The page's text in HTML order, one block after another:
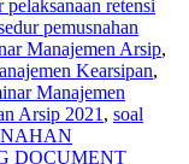
pelaksanaan retensi
pemusnahan
Manajemen Arsip,
Kearsipan,
Manajemen
Arsip 2021 , soal
DOCUMENT